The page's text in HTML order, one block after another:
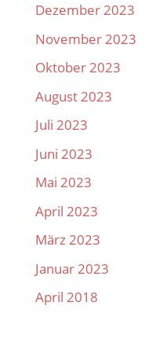
Dezember 2023
November 2023
Oktober 2023
August 2023
Juli 2023
Juni 2023
Mai 2023
April 2023
März 2023
Januar 2023
April 2018